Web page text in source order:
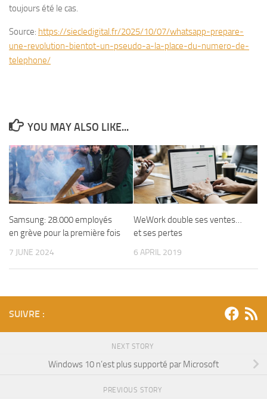
toujours été le cas.
Source: https://siecledigital.fr/2025/10/07/whatsapp-prepare-
une-revolution-bientot-un-pseudo-a-la-place-du-numero-de-
telephone/
YOU MAY ALSO LIKE...
Samsung: 28.000 employés
en grève pour la première fois
7 JUNE 2024
WeWork double ses ventes…
et ses pertes
6 APRIL 2019
SUIVRE :
NEXT STORY
Windows 10 n’est plus supporté par Microsoft
PREVIOUS STORY